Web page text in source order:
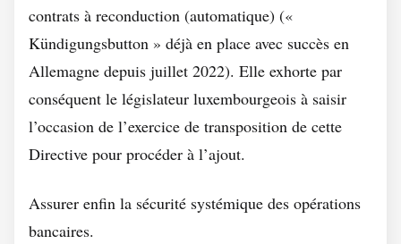
contrats à reconduction (automatique) («
Kündigungsbutton » déjà en place avec succès en
Allemagne depuis juillet 2022). Elle exhorte par
conséquent le législateur luxembourgeois à saisir
l’occasion de l’exercice de transposition de cette
Directive pour procéder à l’ajout.
Assurer enfin la sécurité systémique des opérations
bancaires.